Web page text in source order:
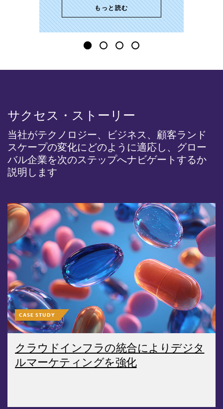
もっと読む
サクセス・ストーリー
当社がテクノロジー、ビジネス、顧客ランド
スケープの変化にどのように適応し、グロー
バル企業を次のステップへナビゲートするか
説明します
CASE STUDY
クラウドインフラの統合によりデジタ
ルマーケティングを強化